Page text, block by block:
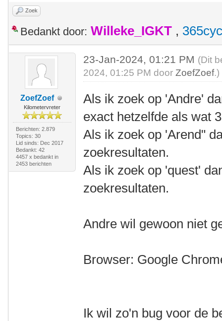
Zoek
Bedankt door: Willeke_IGKT ,
ZoefZoef
Kilometervreter
Berichten: 2.879
Topics: 30
Lid sinds: Dec 2017
Bedankt: 42
4457 x bedankt in
2453 berichten
23-Jan-2024, 01:21 PM (Dit
2024, 01:25 PM doorZoefZoef.)
Als ik zoek op 'Andre'
exact hetzelfde als wat
Als ik zoek op 'Arend"
zoekresultaten.
Als ik zoek op 'quest'
zoekresultaten.
Andre wil gewoon niet
Browser: Google
Ik wil zo'n bug voor de